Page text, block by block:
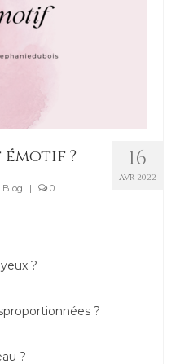
16
AVR 2022
?
Blog | 0
?
?
?